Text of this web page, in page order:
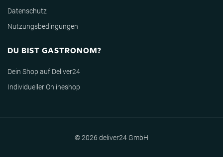
Datenschutz
Nutzungsbedingungen
DU BIST GASTRONOM?
Dein Shop auf Deliver24
Individueller Onlineshop
© 2026 deliver24 GmbH